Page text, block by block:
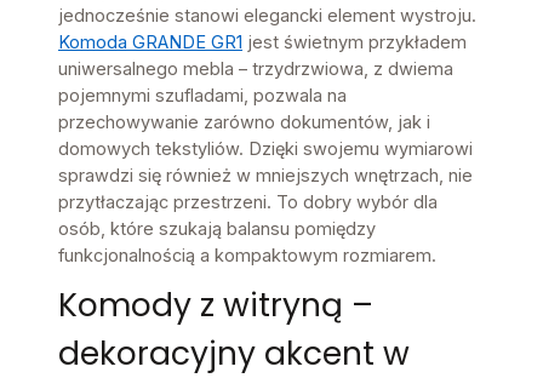
jednocześnie stanowi elegancki element wystroju.
Komoda GRANDE GR1 jest świetnym przykładem
uniwersalnego mebla – trzydrzwiowa, z dwiema
pojemnymi szufladami, pozwala na
przechowywanie zarówno dokumentów, jak i
domowych tekstyliów. Dzięki swojemu wymiarowi
sprawdzi się również w mniejszych wnętrzach, nie
przytłaczając przestrzeni. To dobry wybór dla
osób, które szukają balansu pomiędzy
funkcjonalnością a kompaktowym rozmiarem.
Komody z witryną –
dekoracyjny akcent w